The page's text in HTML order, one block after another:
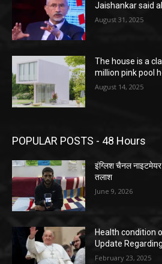
Jaishankar said
August 31, 2025
The house is a
million pink pool
August 14, 2025
POPULAR POSTS - 48 Hours
इंग्लिश चैनल नाइटमेयर
तलाश
June 9, 2026
Health condition
Update
February 23, 2025